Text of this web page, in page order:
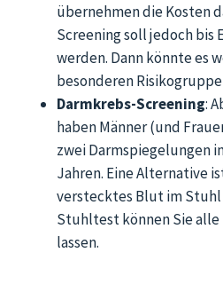
übernehmen die Kosten
Screening soll jedoch bis
werden. Dann könnte es
besonderen
Darmkrebs-Screening:
haben Männer (und
zwei Darmspiegelungen
Jahren. Eine Alternative
verstecktes Blut im Stuhl
Stuhltest können Sie
lassen.